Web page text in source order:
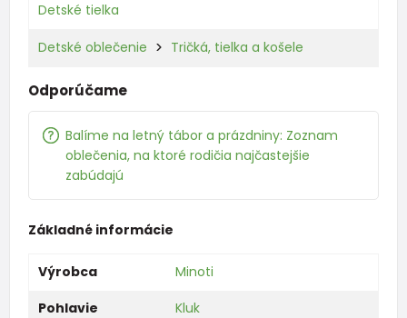
Detské tielka
Detské oblečenie Tričká, tielka a košele
Odporúčame
Balíme na letný tábor a prázdniny: Zoznam
oblečenia, na ktoré rodičia najčastejšie
zabúdajú
Základné informácie
Výrobca
Minoti
Pohlavie
Kluk